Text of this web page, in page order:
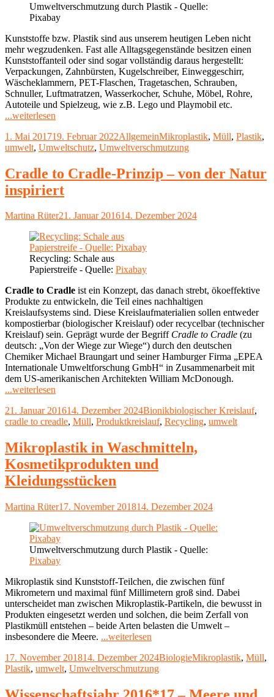
Umweltverschmutzung durch Plastik - Quelle:
Pixabay
Kunststoffe bzw. Plastik sind aus unserem heutigen Leben nicht
mehr wegzudenken. Fast alle Alltagsgegenstände besitzen einen
Kunststoffanteil oder sind sogar vollständig daraus hergestellt:
Verpackungen, Zahnbürsten, Kugelschreiber, Einweggeschirr,
Wäscheklammern, PET-Flaschen, Tragetaschen, Schrauben,
Schnuller, Luftmatratzen, Wasserkocher, Schuhe, Möbel, Rohre,
Autoteile und Spielzeug, wie z.B. Lego und Playmobil etc.
...weiterlesen
Ist
Bioplastik
Alternative
zu
herkömmlichem
Veröffentlicht
am
1. Mai 201719. Februar 2022Kategorien
AllgemeinSchlagwörter
Mikroplastik, Müll, Plastik,
umwelt, Umweltschutz, Umweltverschmutzung
Cradle to Cradle-Prinzip – von der Natur
inspiriert
Autor
Martina RüterVeröffentlicht
21. Januar 201614. Dezember 2024
Recycling: Schale aus
Papierstreife - Quelle: Pixabay
Cradle to Cradle ist ein Konzept, das danach strebt, ökoeffektive
Produkte zu entwickeln, die Teil eines nachhaltigen
Kreislaufsystems sind. Diese Kreislaufmaterialien sollen entweder
kompostierbar (biologischer Kreislauf) oder recycelbar (technischer
Kreislauf) sein. Geprägt wurde der Begriff Cradle to Cradle (zu
deutsch: „Von der Wiege zur Wiege“) durch den deutschen
Chemiker Michael Braungart und seiner Hamburger Firma „EPEA
Internationale Umweltforschung GmbH“ in Zusammenarbeit mit
dem US-amerikanischen Architekten William McDonough.
...weiterlesen
Cradle-
Prinzip
von
der
Natur
inspiriert"
Veröffentlicht
am
21. Januar 201614. Dezember 2024Kategorien
BionikSchlagwörter
biologischer Kreislauf,
cradle to creadle, Müll, Produktkreislauf, Recycling, umwelt
Mikroplastik in Waschmitteln,
Kosmetikprodukten und
Kleidungsstücken
Autor
Martina RüterVeröffentlicht
17. November 201814. Dezember 2024
Umweltverschmutzung durch Plastik - Quelle:
Pixabay
Mikroplastik sind Kunststoff-Teilchen, die zwischen fünf
Mikrometern und maximal fünf Millimetern groß sind. Dabei
unterscheidet man zwischen Mikroplastik-Partikeln, die bewusst in
Produkten eingesetzt werden und solchen, die beim Zerfall von
Plastikmüll entstehen – beide Arten belasten die Umwelt –
insbesondere die Meere. ...weiterlesen
Waschmitteln,
Kosmetikprodukten
Kleidungsstücken"
Veröffentlicht
am
17. November 201814. Dezember 2024Kategorien
BiologieSchlagwörter
Mikroplastik, Müll,
Plastik, umwelt, Umweltverschmutzung